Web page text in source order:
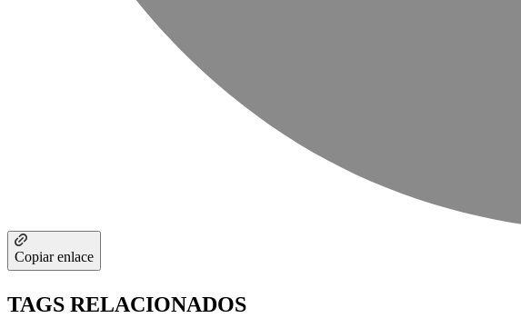
Copiar enlace
TAGS RELACIONADOS